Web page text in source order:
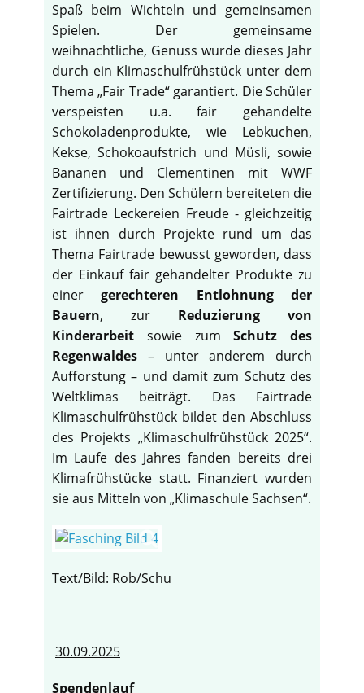
Spaß beim Wichteln und gemeinsamen
Spielen. Der gemeinsame
weihnachtliche, Genuss wurde dieses Jahr
durch ein Klimaschulfrühstück unter dem
Thema „Fair Trade“ garantiert. Die Schüler
verspeisten u.a. fair gehandelte
Schokoladenprodukte, wie Lebkuchen,
Kekse, Schokoaufstrich und Müsli, sowie
Bananen und Clementinen mit WWF
Zertifizierung. Den Schülern bereiteten die
Fairtrade Leckereien Freude - gleichzeitig
ist ihnen durch Projekte rund um das
Thema Fairtrade bewusst geworden, dass
der Einkauf fair gehandelter Produkte zu
einergerechteren Entlohnung der
Bauern, zur Reduzierung von
Kinderarbeit sowie zumSchutz des
Regenwaldes – unter anderem durch
Aufforstung – und damit zum Schutz des
Weltklimas beiträgt. Das Fairtrade
Klimaschulfrühstück bildet den Abschluss
des Projekts „Klimaschulfrühstück 2025“.
Im Laufe des Jahres fanden bereits drei
Klimafrühstücke statt. Finanziert wurden
sie aus Mitteln von „Klimaschule Sachsen“.
Text/Bild: Rob/Schu
30.09.2025
Spendenlauf